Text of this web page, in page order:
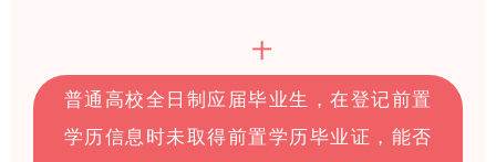
十
普通高校全日制应届毕业生，在登记前置
学历信息时未取得前置学历毕业证，能否